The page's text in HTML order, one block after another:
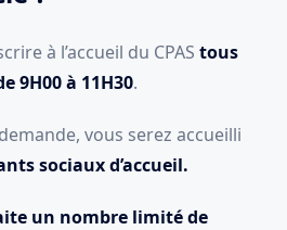
à l’accueil du CPAS tous
9H00 à 11H30.
vous serez accueilli
sociaux d’accueil.
un nombre limité de